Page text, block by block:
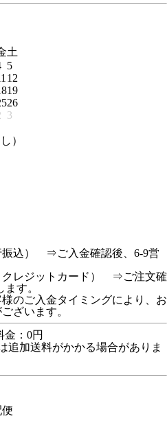
土
5
12
19
26
3
）
振込） ⇒ご入金確認後、6-9営
クレジットカード） ⇒ご注文確
す。
のご入金タイミングにより、お
ざいます。
：0円
追加送料がかかる場合がありま